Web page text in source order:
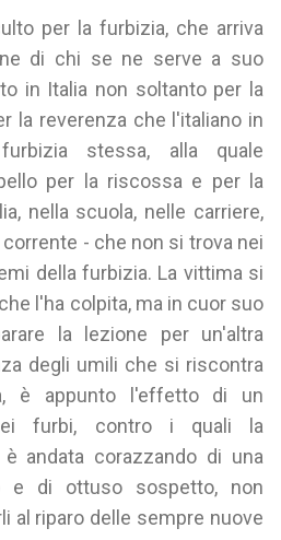
per la furbizia, che arriva
di chi se ne serve a suo
in Italia non soltanto per la
la reverenza che l'italiano in
stessa, alla quale
per la riscossa e per la
nella scuola, nelle carriere,
- che non si trova nei
della furbizia. La vittima si
l'ha colpita, ma in cuor suo
la lezione per un'altra
degli umili che si riscontra
è appunto l'effetto di un
furbi, contro i quali la
andata corazzando di una
e di ottuso sospetto, non
al riparo delle sempre nuove